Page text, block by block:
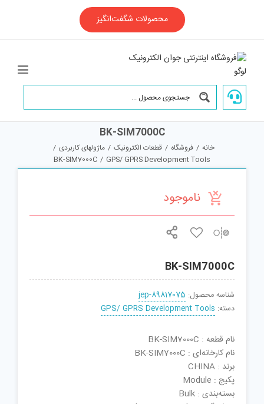
محصولات شگفت‌انگیز
BK-SIM7000C
خانه / فروشگاه / قطعات الکترونیک / ماژولهای کاربردی /
GPS/ GPRS Development Tools
/
BK-SIM7000C
ناموجود
BK-SIM7000C
شناسه محصول: jep-89817075
دسته: GPS/ GPRS Development Tools
نام قطعه : BK-SIM7000C
نام کارخانه‌ای : BK-SIM7000C
برند : CHINA
پکیج : Module
بسته‌بندی : Bulk